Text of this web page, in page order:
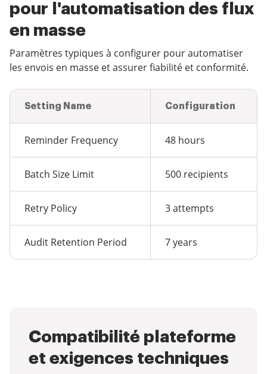
pour l'automatisation des flux
en masse
Paramètres typiques à configurer pour automatiser
les envois en masse et assurer fiabilité et conformité.
Setting Name Configuration
Reminder Frequency 48 hours
Batch Size Limit 500 recipients
Retry Policy 3 attempts
Audit Retention Period 7 years
Compatibilité plateforme
et exigences techniques